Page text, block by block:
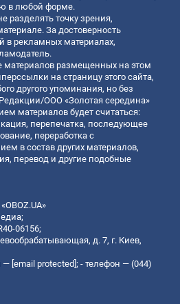
в любой форме.
разделять точку зрения,
За достоверность
рекламных материалах,
размещенных на этом
на страницу этого сайта,
другого упоминания, но без
ООО «Золотая середина»
материалов будет считаться:
перепечатка, последующее
переработка с
в состав других материалов,
перевод и другие подобные
06156;
д. 7, г. Киев,
— [email protected] ; - телефон — (044)